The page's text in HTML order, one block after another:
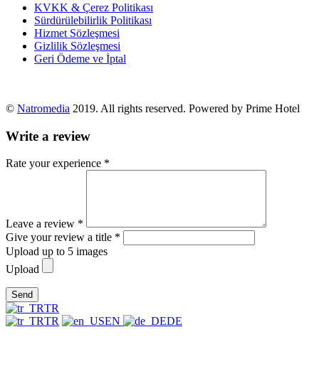
KVKK & Çerez Politikası
Sürdürülebilirlik Politikası
Hizmet Sözleşmesi
Gizlilik Sözleşmesi
Geri Ödeme ve İptal
© Natromedia 2019. All rights reserved. Powered by Prime Hotel
Write a review
Rate your experience *
Leave a review *
Give your review a title *
Upload up to 5 images
Upload
Send
TR
TR
EN DE